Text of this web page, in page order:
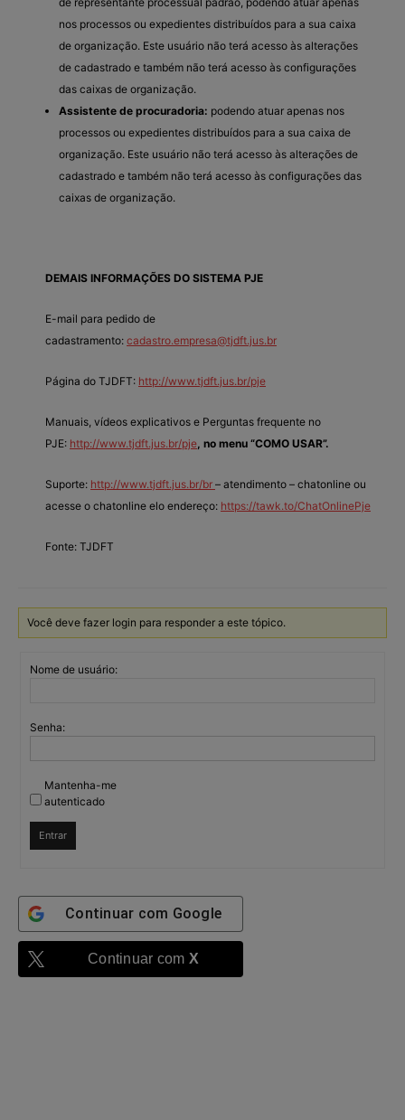
nos processos ou expedientes distribuídos para a sua caixa
de organização. Este usuário não terá acesso às alterações
de cadastrado e também não terá acesso às configurações
das caixas de organização.
Assistente de procuradoria: podendo atuar apenas nos
processos ou expedientes distribuídos para a sua caixa de
organização. Este usuário não terá acesso às alterações de
cadastrado e também não terá acesso às configurações das
caixas de organização.
DEMAIS INFORMAÇÕES DO SISTEMA PJE
E-mail para pedido de
cadastramento: cadastro.empresa@tjdft.jus.br
Página do TJDFT: http://www.tjdft.jus.br/pje
Manuais, vídeos explicativos e Perguntas frequente no
PJE: http://www.tjdft.jus.br/pje , no menu “COMO USAR”.
Suporte: http://www.tjdft.jus.br/br – atendimento – chatonline ou
acesse o chatonline elo endereço: https://tawk.to/ChatOnlinePje
Fonte: TJDFT
Você deve fazer login para responder a este tópico.
Nome de usuário:
Senha:
Mantenha-me
autenticado
Entrar
Continuar com Google
Continuar com X